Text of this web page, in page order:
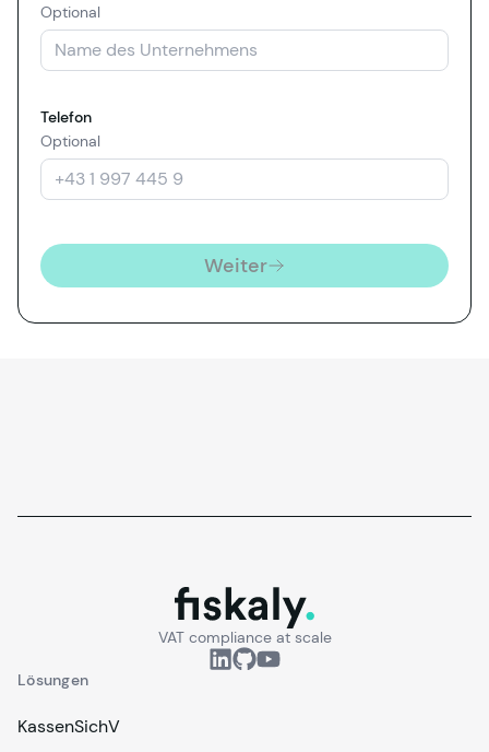
Optional
Telefon
Optional
Weiter
fiskaly.
VAT compliance at scale
Lösungen
KassenSichV